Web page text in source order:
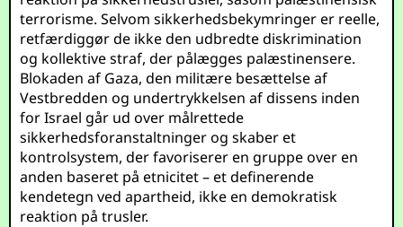
terrorisme. Selvom sikkerhedsbekymringer er reelle,
retfærdiggør de ikke den udbredte diskrimination
og kollektive straf, der pålægges palæstinensere.
Blokaden af Gaza, den militære besættelse af
Vestbredden og undertrykkelsen af dissens inden
for Israel går ud over målrettede
sikkerhedsforanstaltninger og skaber et
kontrolsystem, der favoriserer en gruppe over en
anden baseret på etnicitet – et definerende
kendetegn ved apartheid, ikke en demokratisk
reaktion på trusler.